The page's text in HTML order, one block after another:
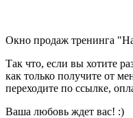
Окно продаж тренинга
Так что, если вы хотите
как только получите от
переходите по ссылке,
Ваша любовь ждет вас! :)